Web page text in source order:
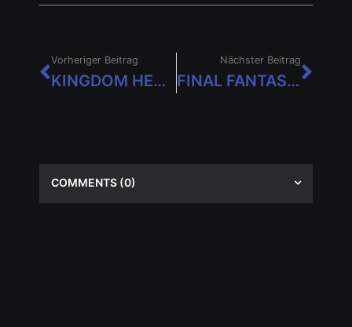
Vorheriger Beitrag
KINGDOM HEARTS Union χ [Cross] feiert drittes Jubiläum
Nächster Beitrag
FINAL FANTASY X׀X-2 HD REMASTER: Rollenspiel-Klassiker ab sofort für Switch verfügbar
COMMENTS (0)